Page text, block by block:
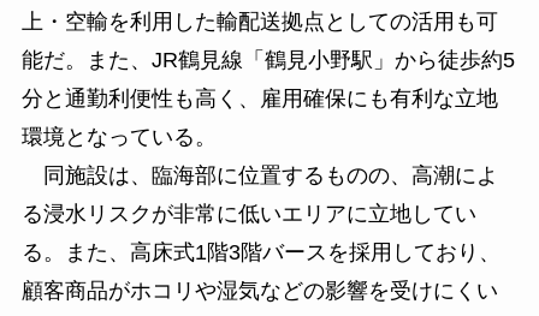
上・空輸を利用した輸配送拠点としての活用も可
能だ。また、JR鶴見線「鶴見小野駅」から徒歩約5
分と通勤利便性も高く、雇用確保にも有利な立地
環境となっている。
同施設は、臨海部に位置するものの、高潮によ
る浸水リスクが非常に低いエリアに立地してい
る。また、高床式1階3階バースを採用しており、
顧客商品がホコリや湿気などの影響を受けにくい